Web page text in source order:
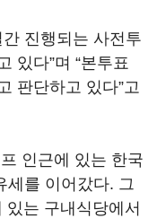
진행되는 사전투
있다”며 “본투표
판단하고 있다”고
인근에 있는 한국
세를 이어갔다. 그
는 구내식당에서